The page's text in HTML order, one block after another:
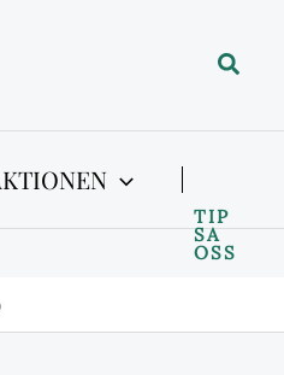
Sök
TIP
SA
OSS